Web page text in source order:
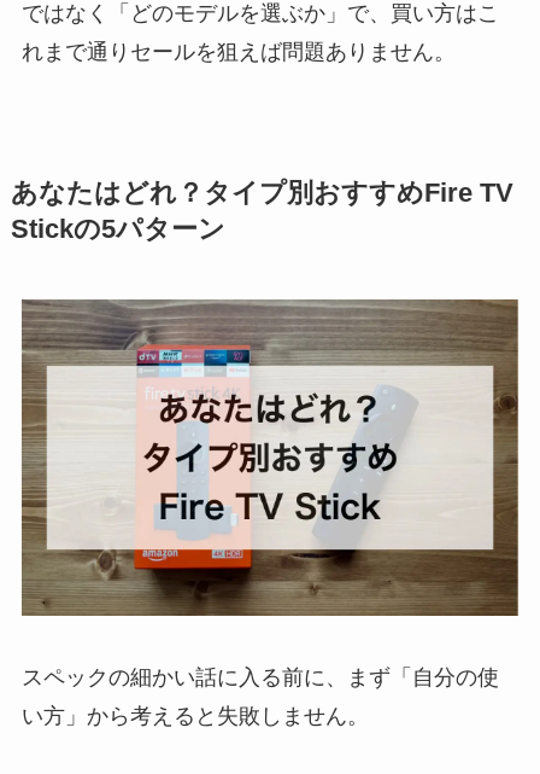
ではなく「どのモデルを選ぶか」で、買い方はこ
れまで通りセールを狙えば問題ありません。
あなたはどれ？タイプ別おすすめFire TV
Stickの5パターン
スペックの細かい話に入る前に、まず「自分の使
い方」から考えると失敗しません。